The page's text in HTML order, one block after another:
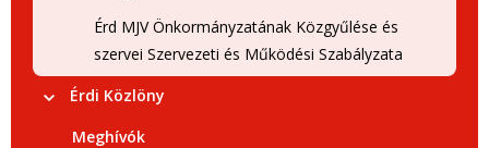
Érd MJV Önkormányzatának Közgyűlése és
szervei Szervezeti és Működési Szabályzata
Érdi Közlöny
Meghívók